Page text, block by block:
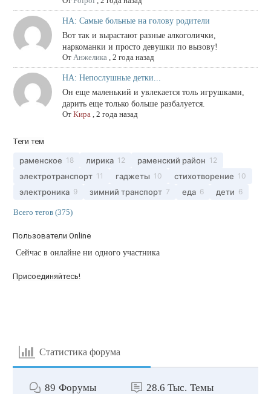
НА: Самые больные на голову родители
Вот так и вырастают разные алкоголички,
наркоманки и просто девушки по вызову!
От Анжелика 2 года назад
НА: Непослушные детки...
Он еще маленький и увлекается толь игрушками,
дарить еще только больше разбалуется.
От Кира 2 года назад
Теги тем
раменское 18 лирика 12 раменский район 12
электротранспорт 11 гаджеты 10 стихотворение 10
электроника 9 зимний транспорт 7 еда 6 дети 6
Всего тегов (375)
Пользователи Online
Сейчас в онлайне ни одного участника
Присоединяйтесь!
Статистика форума
89 Форумы 28.6 Тыс. Темы